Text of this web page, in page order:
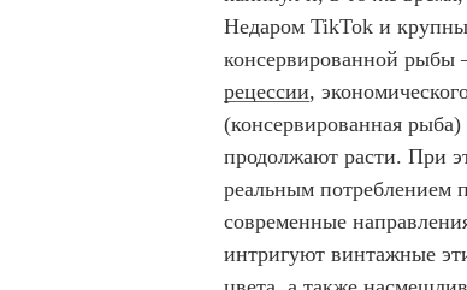
Недаром TikTok и
консервированной
рецессии,
(консервированная
продолжают расти. При
реальным потреблением
современные
интригуют винтажные